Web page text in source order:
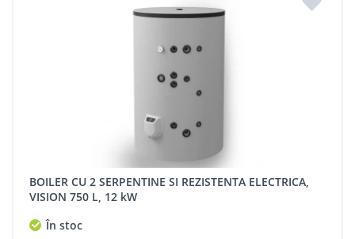
BOILER CU 2 SERPENTINE SI REZISTENTA ELECTRICA,
VISION 750 L, 12 kW
În stoc